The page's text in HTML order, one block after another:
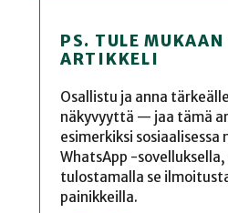
PS. TULE
ARTIKKELI
Osallistu ja anna
näkyvyyttä — jaa tämä
esimerkiksi sosiaalisessa
WhatsApp -
tulostamalla se
painikkeilla.